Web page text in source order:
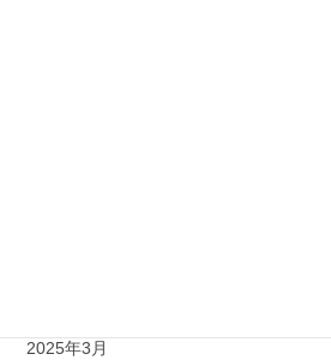
2025年3月